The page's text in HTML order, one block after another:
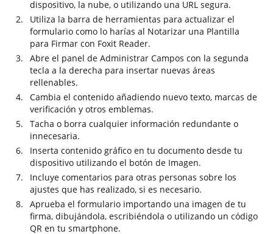
dispositivo, la nube, o utilizando una URL segura.
Utiliza la barra de herramientas para actualizar el
formulario como lo harías al Notarizar una Plantilla
para Firmar con Foxit Reader.
Abre el panel de Administrar Campos con la segunda
tecla a la derecha para insertar nuevas áreas
rellenables.
Cambia el contenido añadiendo nuevo texto, marcas de
verificación y otros emblemas.
Tacha o borra cualquier información redundante o
innecesaria.
Inserta contenido gráfico en tu documento desde tu
dispositivo utilizando el botón de Imagen.
Incluye comentarios para otras personas sobre los
ajustes que has realizado, si es necesario.
Aprueba el formulario importando una imagen de tu
firma, dibujándola, escribiéndola o utilizando un código
QR en tu smartphone.